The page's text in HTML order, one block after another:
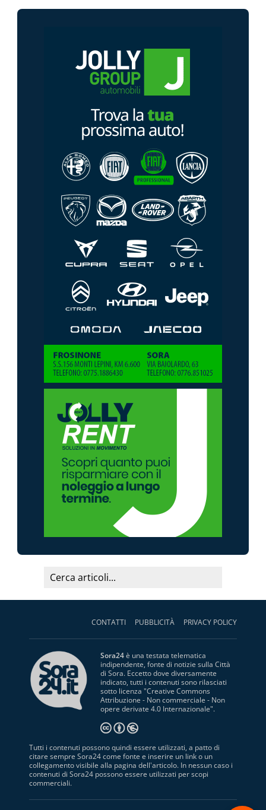
CONTATTI PUBBLICITÀ PRIVACY POLICY
Sora24è una testata telematica
indipendente, fonte di notizie sulla Città
di Sora. Eccetto dove diversamente
indicato, tutti i contenuti sono rilasciati
sotto licenza "Creative Commons
Attribuzione - Non commerciale - Non
opere derivate 4.0 Internazionale".
Tutti i contenuti possono quindi essere utilizzati, a patto di
citare sempre Sora24 come fonte e inserire un link o un
collegamento visibile alla pagina dell'articolo. In nessun caso i
contenuti di Sora24 possono essere utilizzati per scopi
commerciali.